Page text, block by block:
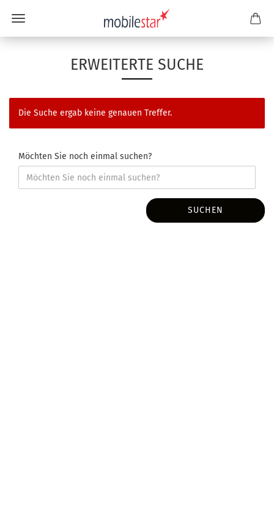
ERWEITERTE SUCHE
Die Suche ergab keine genauen Treffer.
Möchten Sie noch einmal suchen?
SUCHEN